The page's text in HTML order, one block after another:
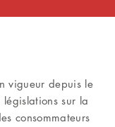
vigueur depuis le
sur la
consommateurs